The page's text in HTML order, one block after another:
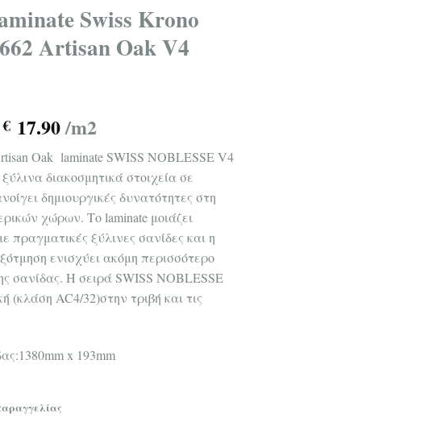
Swiss Krono
Artisan Oak V4
€ 17.90/m2
Oak laminate SWISS NOBLESSE V4
διακοσμητικά στοιχεία σε
δημιουργικές δυνατότητες στη
χώρων. Το laminate μοιάζει
πραγματικές ξύλινες σανίδες και η
ενισχύει ακόμη περισσότερο
σανίδας. Η σειρά SWISS NOBLESSE
(κλάση AC4/32)στην τριβή και τις
x 193mm